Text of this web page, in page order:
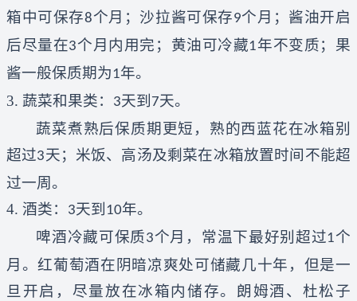
箱中可保存8个月；沙拉酱可保存9个月；酱油开启
后尽量在3个月内用完；黄油可冷藏1年不变质；果
酱一般保质期为1年。
3. 蔬菜和果类： 3天到 7天。
蔬菜煮熟后保质期更短，熟的西蓝花在冰箱别
超过3天；米饭、高汤及剩菜在冰箱放置时间不能超
过一周。
4. 酒类： 3天到 10年。
啤酒冷藏可保质3个月，常温下最好别超过1个
月。红葡萄酒在阴暗凉爽处可储藏几十年，但是一
旦开启，尽量放在冰箱内储存。朗姆酒、杜松子